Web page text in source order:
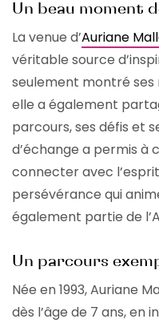
Un beau moment
La venue d’Auriane
véritable source
seulement montré ses
elle a également
parcours, ses défis et
d’échange a permis à
connecter avec
persévérance qui
également partie de
Un parcours
Née en 1993, Auriane
dès l’âge de 7 ans, en